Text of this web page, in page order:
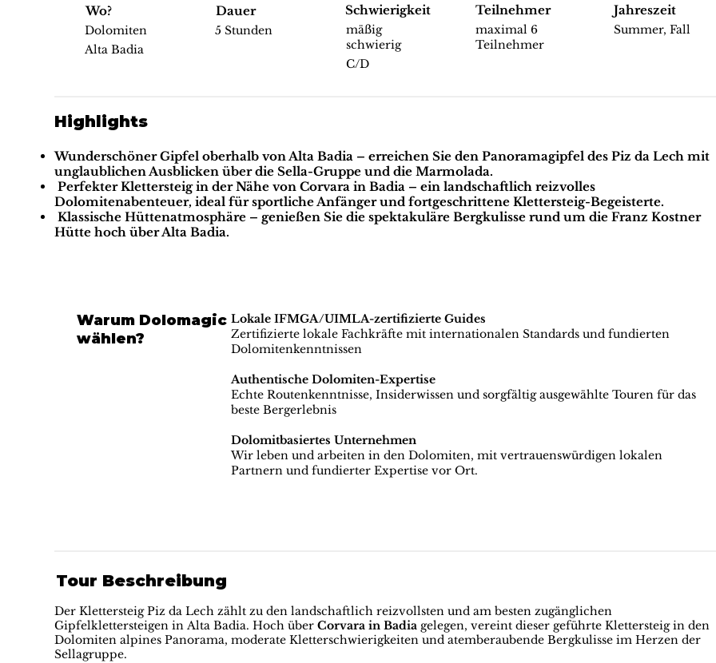
Wo?
Dolomiten
Alta Badia
Dauer
5 Stunden
Schwierigkeit
mäßig
schwierig
C/D
Teilnehmer
maximal 6
Teilnehmer
Jahreszeit
Summer, Fall
Highlights
Wunderschöner Gipfel oberhalb von Alta Badia– erreichen Sie den Panoramagipfel des Piz da Lech mit
unglaublichen Ausblicken über die Sella-Gruppe und die Marmolada.
Perfekter Klettersteig in der Nähe von Corvara in Badia– ein landschaftlich reizvolles
Dolomitenabenteuer, ideal für sportliche Anfänger und fortgeschrittene Klettersteig-Begeisterte.
Klassische Hüttenatmosphäre– genießen Sie die spektakuläre Bergkulisse rund um die Franz Kostner
Hüttehoch über Alta Badia.
Warum Dolomagic
wählen?
Lokale IFMGA/UIMLA-zertifizierte Guides
Zertifizierte lokale Fachkräfte mit internationalen Standards und fundierten
Dolomitenkenntnissen
Authentische Dolomiten-Expertise
Echte Routenkenntnisse, Insiderwissen und sorgfältig ausgewählte Touren für das
beste Bergerlebnis
Dolomitbasiertes Unternehmen
Wir leben und arbeiten in den Dolomiten, mit vertrauenswürdigen lokalen
Partnern und fundierter Expertise vor Ort.
Tour Beschreibung
Der Klettersteig Piz da Lech zählt zu den landschaftlich reizvollsten und am besten zugänglichen
Gipfelklettersteigen in Alta Badia. Hoch überCorvara in Badia gelegen, vereint dieser geführte Klettersteig in den
Dolomiten alpines Panorama, moderate Kletterschwierigkeiten und atemberaubende Bergkulisse im Herzen der
Sellagruppe.